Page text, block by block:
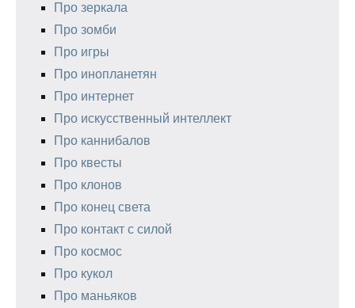
Про зеркала
Про зомби
Про игры
Про инопланетян
Про интернет
Про искусственный интеллект
Про каннибалов
Про квесты
Про клонов
Про конец света
Про контакт с силой
Про космос
Про кукол
Про маньяков